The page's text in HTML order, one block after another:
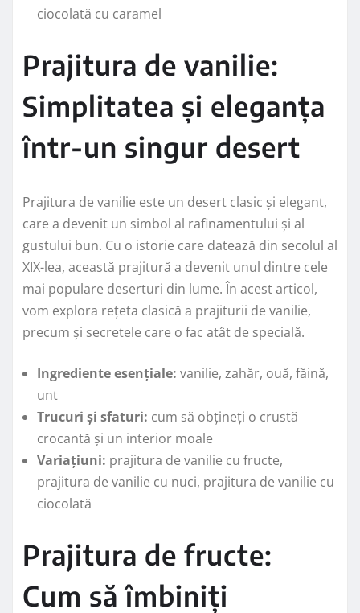
ciocolată cu caramel
Prajitura de vanilie:
Simplitatea și eleganța
într-un singur desert
Prajitura de vanilie este un desert clasic și elegant,
care a devenit un simbol al rafinamentului și al
gustului bun. Cu o istorie care datează din secolul al
XIX-lea, această prajitură a devenit unul dintre cele
mai populare deserturi din lume. În acest articol,
vom explora rețeta clasică a prajiturii de vanilie,
precum și secretele care o fac atât de specială.
Ingrediente esențiale: vanilie, zahăr, ouă, făină,
unt
Trucuri și sfaturi: cum să obțineți o crustă
crocantă și un interior moale
Variațiuni: prajitura de vanilie cu fructe,
prajitura de vanilie cu nuci, prajitura de vanilie cu
ciocolată
Prajitura de fructe:
Cum să îmbiniți